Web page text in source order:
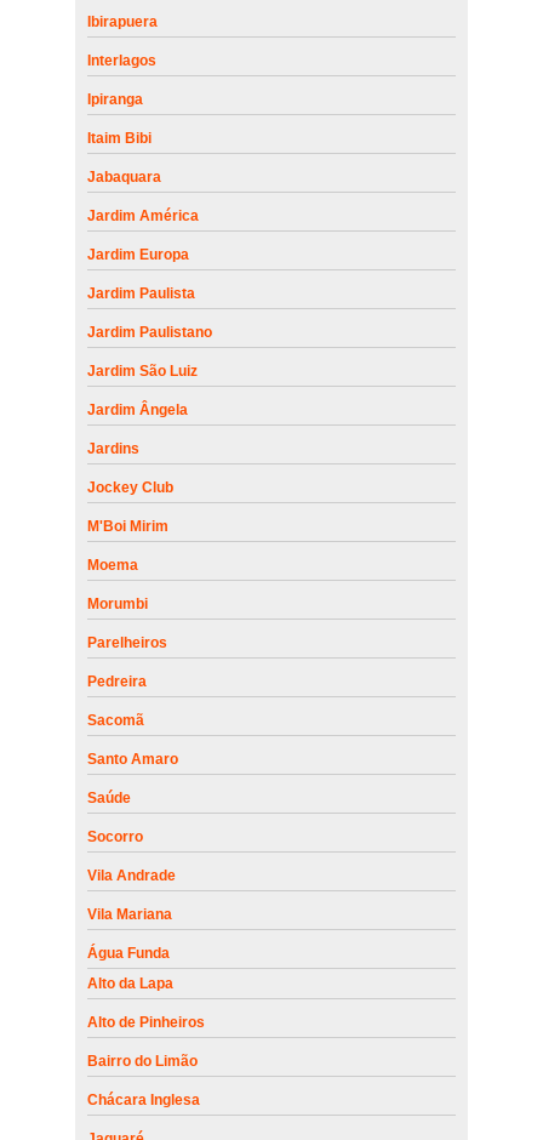
Ibirapuera
Interlagos
Ipiranga
Itaim Bibi
Jabaquara
Jardim América
Jardim Europa
Jardim Paulista
Jardim Paulistano
Jardim São Luiz
Jardim Ângela
Jardins
Jockey Club
M'Boi Mirim
Moema
Morumbi
Parelheiros
Pedreira
Sacomã
Santo Amaro
Saúde
Socorro
Vila Andrade
Vila Mariana
Água Funda
Alto da Lapa
Alto de Pinheiros
Bairro do Limão
Chácara Inglesa